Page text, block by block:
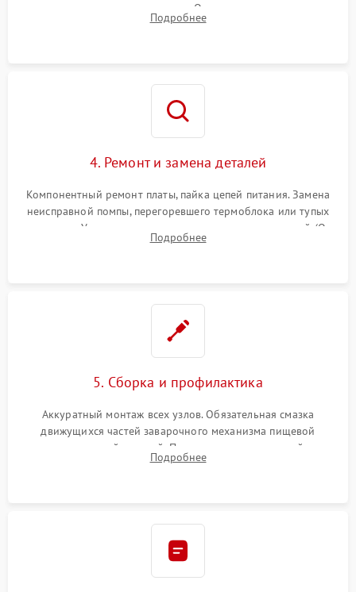
температуры и расходомера. Оценка степени износа
жерновов кофемолки, уплотнительных колец гидросистемы
Подробнее
4. Ремонт и замена деталей
Компонентный ремонт платы, пайка цепей питания. Замена
неисправной помпы, перегоревшего термоблока или тупых
жерновов. Установка новых силиконовых уплотнителей (O-
ring) и тефлоновых трубок для надежного устранения
Подробнее
5. Сборка и профилактика
Аккуратный монтаж всех узлов. Обязательная смазка
движущихся частей заварочного механизма пищевой
силиконовой смазкой. Проведение программной
декальцинации и очистки системы от кофейных масел.
Подробнее